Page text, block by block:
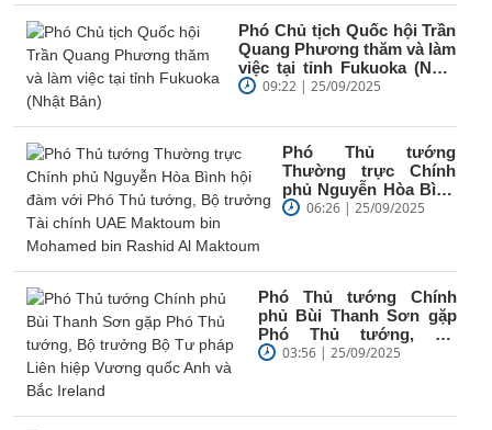
Phó Chủ tịch Quốc hội Trần
Quang Phương thăm và làm
việc tại tỉnh Fukuoka (Nhật
Bản)09:22 | 25/09/2025
Phó Thủ tướng
Thường trực Chính
phủ Nguyễn Hòa Bình
hội đàm với Phó Thủ
06:26 | 25/09/2025
Phó Thủ tướng Chính
phủ Bùi Thanh Sơn gặp
Phó Thủ tướng, Bộ
trưởng Bộ Tư pháp Liên
03:56 | 25/09/2025